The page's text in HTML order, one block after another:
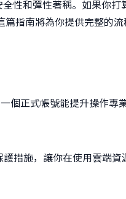
性和彈性著稱。如果你打
篇指南將為你提供完整的流
個正式帳號能提升操作專
措施，讓你在使用雲端資